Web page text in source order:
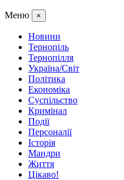
Меню ×
Новини
Тернопіль
Тернопілля
Україна/Світ
Політика
Економіка
Суспільство
Кримінал
Події
Персоналії
Історія
Мандри
Життя
Цікаво!